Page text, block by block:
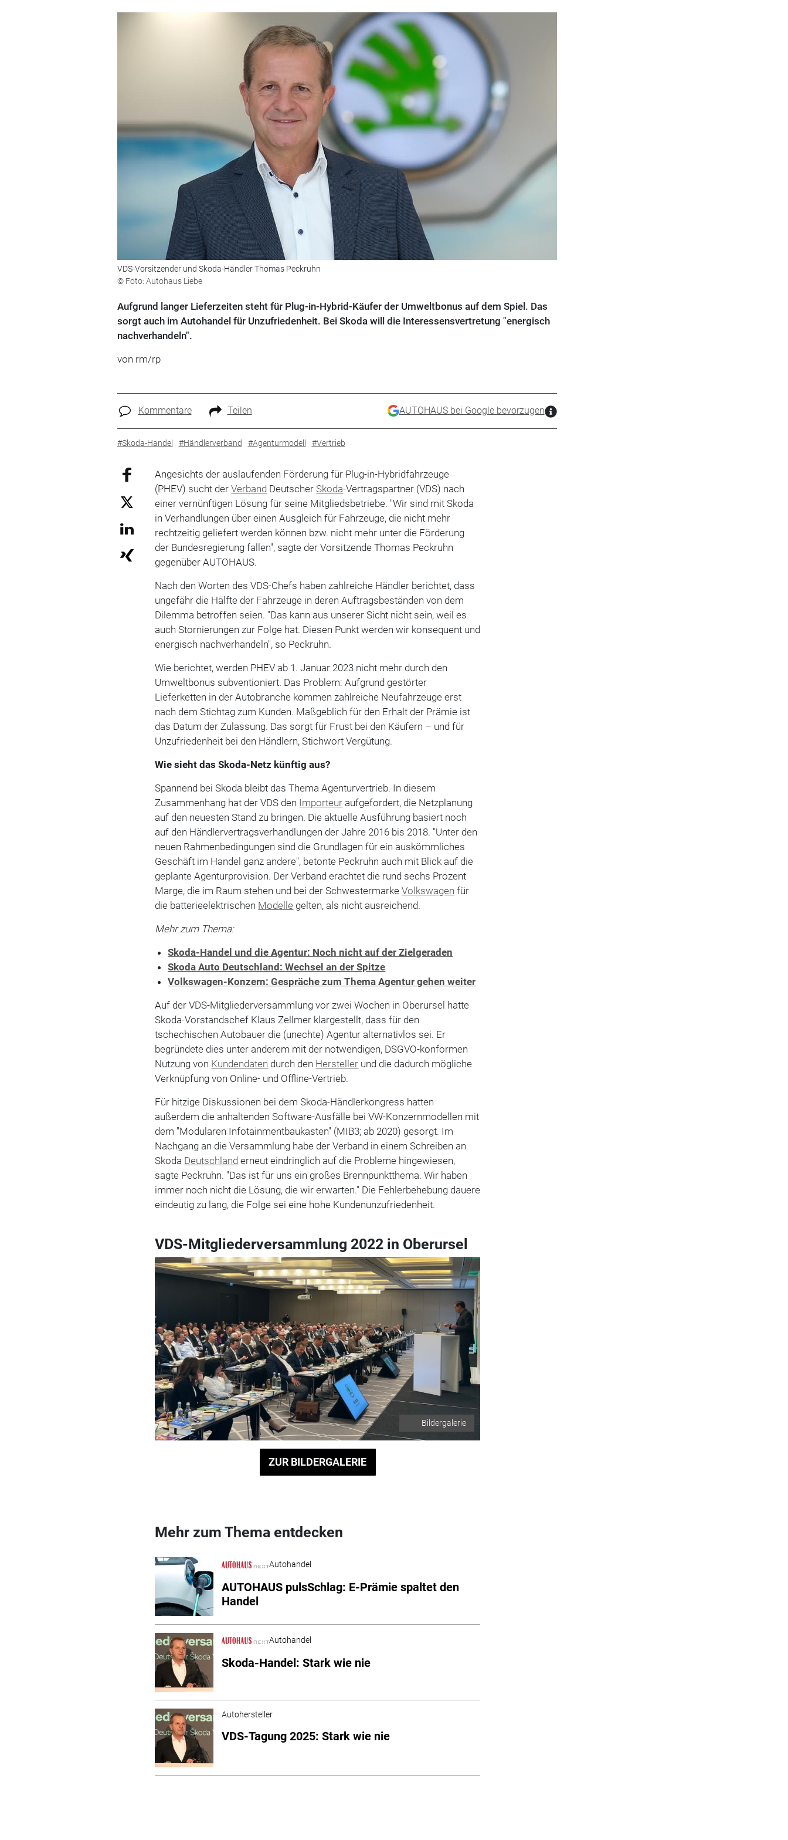
VDS-Vorsitzender und Skoda-Händler Thomas Peckruhn
© Foto: Autohaus Liebe
Aufgrund langer Lieferzeiten steht für Plug-in-Hybrid-Käufer der Umweltbonus auf dem Spiel. Das
sorgt auch im Autohandel für Unzufriedenheit. Bei Skoda will die Interessensvertretung "energisch
nachverhandeln".
von rm/rp
Kommentare Teilen AUTOHAUS bei Google bevorzugen
#Skoda-Handel #Händlerverband #Agenturmodell #Vertrieb
Angesichts der auslaufenden Förderung für Plug-in-Hybridfahrzeuge
(PHEV) sucht derVerband Deutscher Skoda-Vertragspartner (VDS) nach
einer vernünftigen Lösung für seine Mitgliedsbetriebe. "Wir sind mit Skoda
in Verhandlungen über einen Ausgleich für Fahrzeuge, die nicht mehr
rechtzeitig geliefert werden können bzw. nicht mehr unter die Förderung
der Bundesregierung fallen", sagte der Vorsitzende Thomas Peckruhn
gegenüber AUTOHAUS.
Nach den Worten des VDS-Chefs haben zahlreiche Händler berichtet, dass
ungefähr die Hälfte der Fahrzeuge in deren Auftragsbeständen von dem
Dilemma betroffen seien. "Das kann aus unserer Sicht nicht sein, weil es
auch Stornierungen zur Folge hat. Diesen Punkt werden wir konsequent und
energisch nachverhandeln", so Peckruhn.
Wie berichtet, werden PHEV ab 1. Januar 2023 nicht mehr durch den
Umweltbonus subventioniert. Das Problem: Aufgrund gestörter
Lieferketten in der Autobranche kommen zahlreiche Neufahrzeuge erst
nach dem Stichtag zum Kunden. Maßgeblich für den Erhalt der Prämie ist
das Datum der Zulassung. Das sorgt für Frust bei den Käufern – und für
Unzufriedenheit bei den Händlern, Stichwort Vergütung.
Wie sieht das Skoda-Netz künftig aus?
Spannend bei Skoda bleibt das Thema Agenturvertrieb. In diesem
Zusammenhang hat der VDS den Importeur aufgefordert, die Netzplanung
auf den neuesten Stand zu bringen. Die aktuelle Ausführung basiert noch
auf den Händlervertragsverhandlungen der Jahre 2016 bis 2018. "Unter den
neuen Rahmenbedingungen sind die Grundlagen für ein auskömmliches
Geschäft im Handel ganz andere", betonte Peckruhn auch mit Blick auf die
geplante Agenturprovision. Der Verband erachtet die rund sechs Prozent
Marge, die im Raum stehen und bei der SchwestermarkeVolkswagen für
die batterieelektrischen Modelle gelten, als nicht ausreichend.
Mehr zum Thema:
Skoda-Handel und die Agentur: Noch nicht auf der Zielgeraden
Skoda Auto Deutschland: Wechsel an der Spitze
Volkswagen-Konzern: Gespräche zum Thema Agentur gehen weiter
Auf der VDS-Mitgliederversammlung vor zwei Wochen in Oberursel hatte
Skoda-Vorstandschef Klaus Zellmer klargestellt, dass für den
tschechischen Autobauer die (unechte) Agentur alternativlos sei. Er
begründete dies unter anderem mit der notwendigen, DSGVO-konformen
Nutzung von Kundendaten durch den Hersteller und die dadurch mögliche
Verknüpfung von Online- und Offline-Vertrieb.
Für hitzige Diskussionen bei dem Skoda-Händlerkongress hatten
außerdem die anhaltenden Software-Ausfälle bei VW-Konzernmodellen mit
dem "Modularen Infotainmentbaukasten" (MIB3; ab 2020) gesorgt. Im
Nachgang an die Versammlung habe der Verband in einem Schreiben an
Skoda Deutschland erneut eindringlich auf die Probleme hingewiesen,
sagte Peckruhn. "Das ist für uns ein großes Brennpunktthema. Wir haben
immer noch nicht die Lösung, die wir erwarten." Die Fehlerbehebung dauere
eindeutig zu lang, die Folge sei eine hohe Kundenunzufriedenheit.
VDS-Mitgliederversammlung 2022 in Oberursel
Bildergalerie
ZUR BILDERGALERIE
Mehr zum Thema entdecken
Autohandel
AUTOHAUS pulsSchlag: E-Prämie spaltet den
Handel
Autohandel
Skoda-Handel: Stark wie nie
Autohersteller
VDS-Tagung 2025: Stark wie nie